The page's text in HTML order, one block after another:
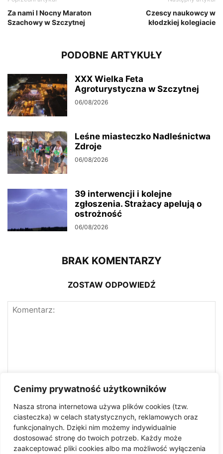
Cenimy prywatność użytkowników
Nasza strona internetowa używa plików cookies (tzw.
ciasteczka) w celach statystycznych, reklamowych oraz
funkcjonalnych. Dzięki nim możemy indywidualnie
dostosować stronę do twoich potrzeb. Każdy może
zaakceptować pliki cookies albo ma możliwość wyłączenia
Za nami I Nocny Maraton
Szachowy w Szczytnej
Czescy naukowcy w
kłodzkiej kolegiacie
PODOBNE ARTYKUŁY
XXX Wielka Feta
Agroturystyczna w Szczytnej
06/08/2026
Leśne miasteczko Nadleśnictwa
Zdroje
06/08/2026
39 interwencji i kolejne
zgłoszenia. Strażacy apelują o
ostrożność
06/08/2026
BRAK KOMENTARZY
ZOSTAW ODPOWIEDŹ